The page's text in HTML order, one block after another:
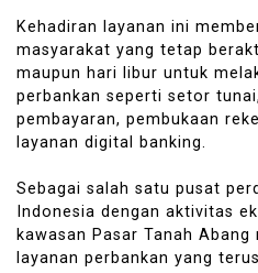
Kehadiran layanan ini
masyarakat yang tetap
maupun hari libur untuk
perbankan seperti setor
pembayaran, pembukaan
layanan digital banking.
Sebagai salah satu pusat
Indonesia dengan aktivitas
kawasan Pasar Tanah
layanan perbankan yang